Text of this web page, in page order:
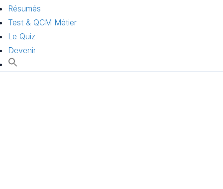
Résumés
Test & QCM Métier
Le Quiz
Devenir